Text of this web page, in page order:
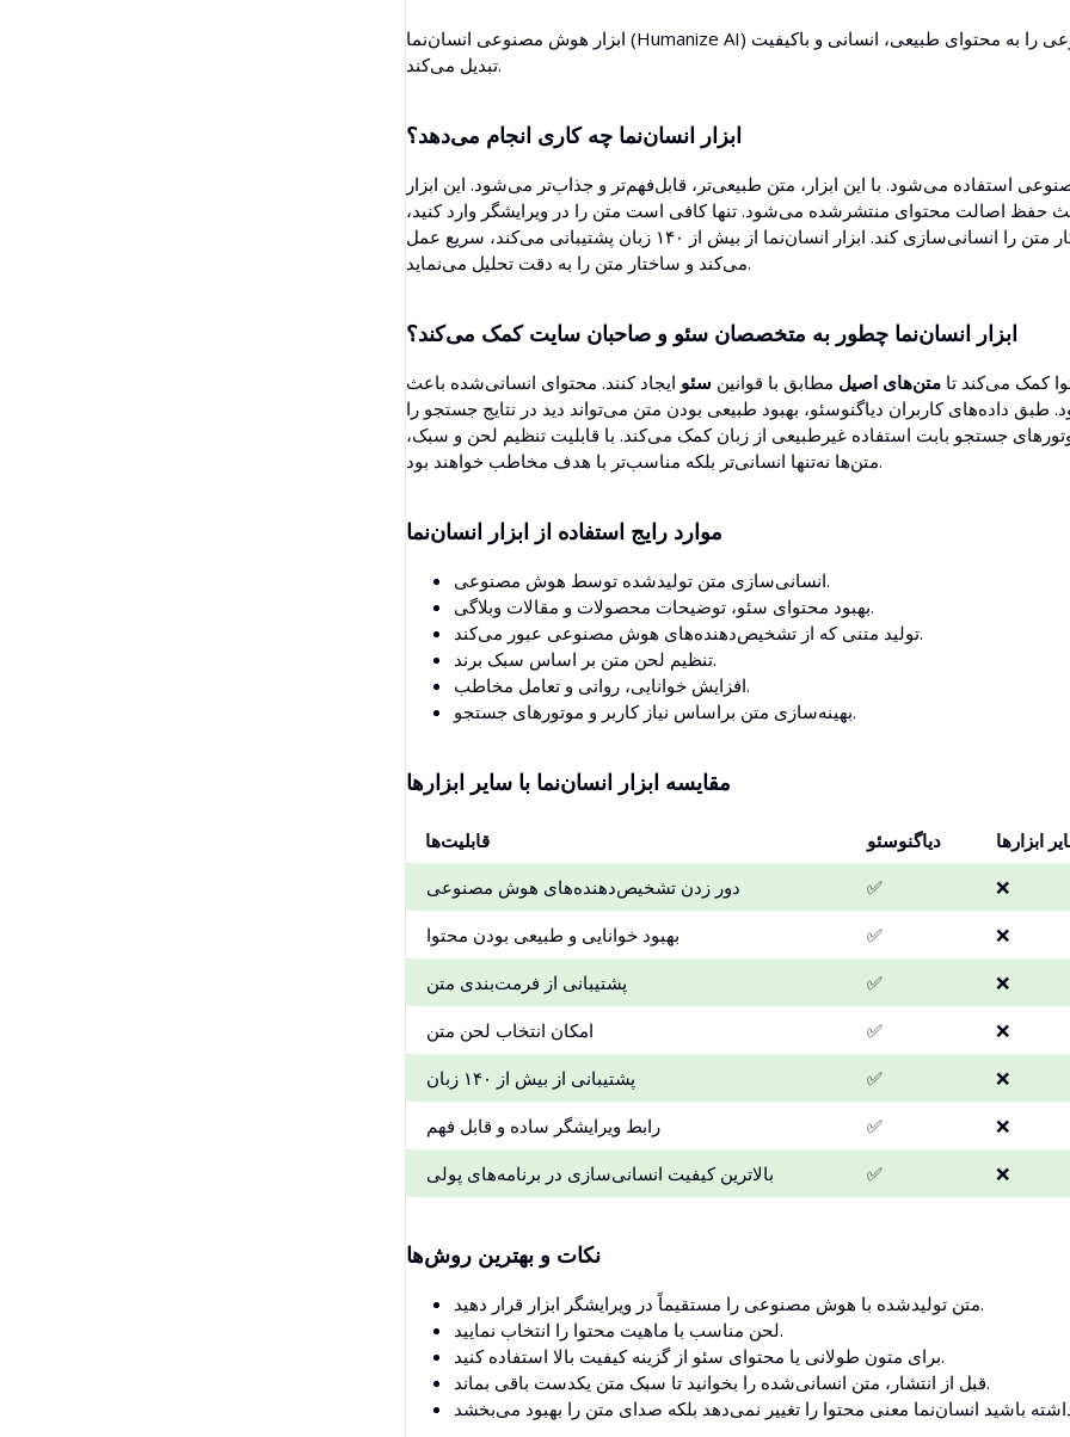
ابزار هوش مصنوعی انسان‌نما (Humanize AI) از دیاگنو‌سئو ابزاری است که متن‌های تولید‌شده توسط هوش مصنوعی را به محتوای طبیعی، انسانی و باکیفیت
تبدیل می‌کند.
ابزار انسان‌نما چه کاری انجام می‌دهد؟
استفاده می‌شود. با این ابزار، متن طبیعی‌تر، قابل‌فهم‌تر و جذاب‌تر می‌شود. این ابزار
حفظ اصالت محتوای منتشرشده می‌شود. تنها کافی است متن را در ویرایشگر وارد کنید،
سطح کیفیت و لحن مورد نظر را انتخاب کنید تا ابزار به صورت خودکار متن را انسانی‌سازی کند. ابزار انسان‌نما از بیش از ۱۴۰ زبان پشتیبانی می‌کند، سریع عمل
می‌کند و ساختار متن را به دقت تحلیل می‌نماید.
ابزار انسان‌نما چطور به متخصصان سئو و صاحبان سایت کمک می‌کند؟
کمک می‌کند تا متن‌های اصیل مطابق با قوانین سئو ایجاد کنند. محتوای انسانی‌شده باعث
داده‌های کاربران دیاگنو‌سئو، بهبود طبیعی بودن متن می‌تواند دید در نتایج جستجو را
موتورهای جستجو بابت استفاده غیرطبیعی از زبان کمک می‌کند. با قابلیت تنظیم لحن و سبک،
متن‌ها نه‌تنها انسانی‌تر بلکه مناسب‌تر با هدف مخاطب خواهند بود.
موارد رایج استفاده از ابزار انسان‌نما
انسانی‌سازی متن تولیدشده توسط هوش مصنوعی.
بهبود محتوای سئو، توضیحات محصولات و مقالات وبلاگی.
تولید متنی که از تشخیص‌دهنده‌های هوش مصنوعی عبور می‌کند.
تنظیم لحن متن بر اساس سبک برند.
افزایش خوانایی، روانی و تعامل مخاطب.
بهینه‌سازی متن براساس نیاز کاربر و موتورهای جستجو.
مقایسه ابزار انسان‌نما با سایر ابزارها
قابلیت‌ها دیاگنو‌سئو
ابزارها
دور زدن تشخیص‌دهنده‌های هوش مصنوعی
✅
❌
بهبود خوانایی و طبیعی بودن محتوا
✅
❌
پشتیبانی از فرمت‌بندی متن
✅
❌
امکان انتخاب لحن متن
✅
❌
پشتیبانی از بیش از ۱۴۰ زبان
✅
❌
رابط ویرایشگر ساده و قابل فهم
✅
❌
بالاترین کیفیت انسانی‌سازی در برنامه‌های پولی
✅ ❌
نکات و بهترین روش‌ها
متن تولیدشده با هوش مصنوعی را مستقیماً در ویرایشگر ابزار قرار دهید.
لحن مناسب با ماهیت محتوا را انتخاب نمایید.
برای متون طولانی یا محتوای سئو از گزینه کیفیت بالا استفاده کنید.
قبل از انتشار، متن انسانی‌شده را بخوانید تا سبک متن یکدست باقی بماند.